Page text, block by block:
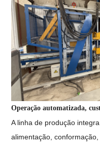
Operação automatizada,
A linha de produção
alimentação,